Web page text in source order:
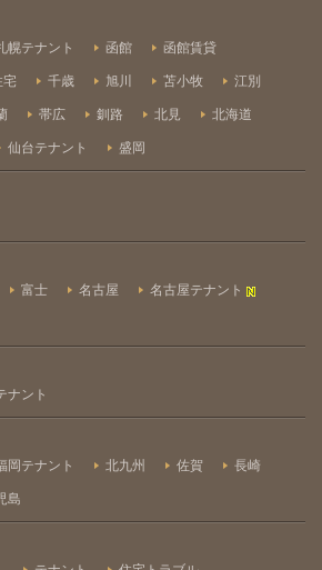
幌テナント 函館 函館賃貸
宅 千歳 旭川 苫小牧 江別
帯広 釧路 北見 北海道
仙台テナント 盛岡
富士 名古屋 名古屋テナント
ナント
岡テナント 北九州 佐賀 長崎
島